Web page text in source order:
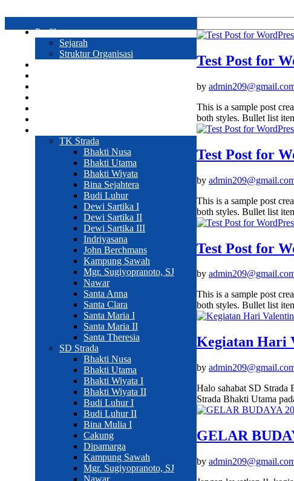
Profil
Sejarah
Struktur Organisasi
TK Strada
Bhakti Nusa
Bhakti Utama
Bhakti Wiyata
Bina Sejahtera
Budi Luhur
Dewi Sartika I
Dewi Sartika II
Dewi Sartika III
Indriyasana
John Berchmans
Kampung Sawah
Mgr. Sugiyopranoto, SJ
Nawar
Santa Anna
Santa Clara
Santa Maria I
Santa Maria II
Santa Theresia
SD Strada
Bhakti Nusa
Bhakti Utama
Bhakti Wiyata I
Bhakti Wiyata II
Budi Luhur I
Budi Luhur II
Bina Mulia I
Cakung
Dipamarga
Kampung Sawah
Mgr. Sugiyopranoto, SJ
Nawar
Test Post for
by
This is a sample post
both styles. Bullet list
Test Post for
by
This is a sample post
both styles. Bullet list
Test Post for
by
This is a sample post
both styles. Bullet list
Kegiatan Hari
by
Halo sahabat SD Strada
Strada Bhakti Utama
GELAR
by